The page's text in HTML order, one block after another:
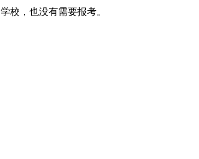
校，也没有需要报考。